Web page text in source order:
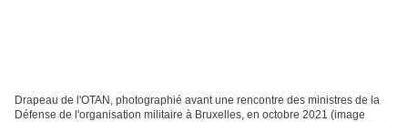
Drapeau de l'OTAN, photographié avant une rencontre des ministres de la
Défense de l'organisation militaire à Bruxelles, en octobre 2021 (image